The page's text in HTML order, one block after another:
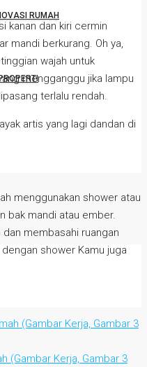
RUMAH
kanan dan kiri cermin
mandi berkurang. Oh ya,
wajah untuk
mengganggu jika lampu
terlalu rendah.
artis yang lagi dandan di
menggunakan shower atau
bak mandi atau ember.
membasahi ruangan
dengan shower Kamu juga
(Gambar Kerja, Gambar 3